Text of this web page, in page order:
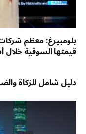
بلومبيرغ: معظم
قيمتها السوقية خلال
دليل شامل للزكاة